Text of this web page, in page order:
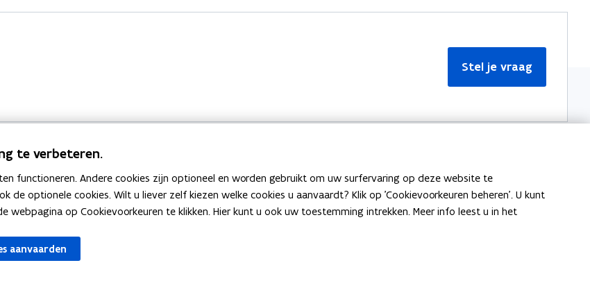
Stel je vraag
Bekijk ook Meer informatie
Over Team Taaladvies
te verbeteren.
functioneren. Andere cookies zijn optioneel en worden gebruikt om uw surfervaring op deze website te
de optionele cookies. Wilt u liever zelf kiezen welke cookies u aanvaardt? Klik op 'Cookievoorkeuren beheren'. U kunt
webpagina op Cookievoorkeuren te klikken. Hier kunt u ook uw toestemming intrekken. Meer info leest u in het
aanvaarden